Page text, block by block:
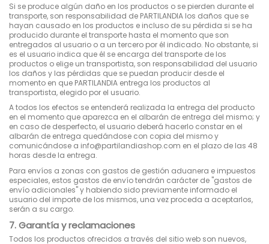
Si se produce algún daño en los productos o se pierden durante el
transporte, son responsabilidad de PARTILANDIA los daños que se
hayan causado en los productos e incluso de su pérdida si se ha
producido durante el transporte hasta el momento que son
entregados al usuario o a un tercero por él indicado. No obstante, si
es el usuario indica que él se encarga del transporte de los
productos o elige un transportista, son responsabilidad del usuario
los daños y las pérdidas que se puedan producir desde el
momento en que PARTILANDIA entrega los productos al
transportista, elegido por el usuario.
A todos los efectos se entenderá realizada la entrega del producto
en el momento que aparezca en el albarán de entrega del mismo; y
en caso de desperfecto, el usuario deberá hacerlo constar en el
albarán de entrega quedándose con copia del mismo y
comunicándose a info@partilandiashop.com en el plazo de las 48
horas desde la entrega.
Para envíos a zonas con gastos de gestión aduanera e impuestos
especiales, estos gastos de envío tendrán carácter de "gastos de
envío adicionales" y habiendo sido previamente informado el
usuario del importe de los mismos, una vez proceda a aceptarlos,
serán a su cargo.
7. Garantía y reclamaciones
Todos los productos ofrecidos a través del sitio web son nuevos,